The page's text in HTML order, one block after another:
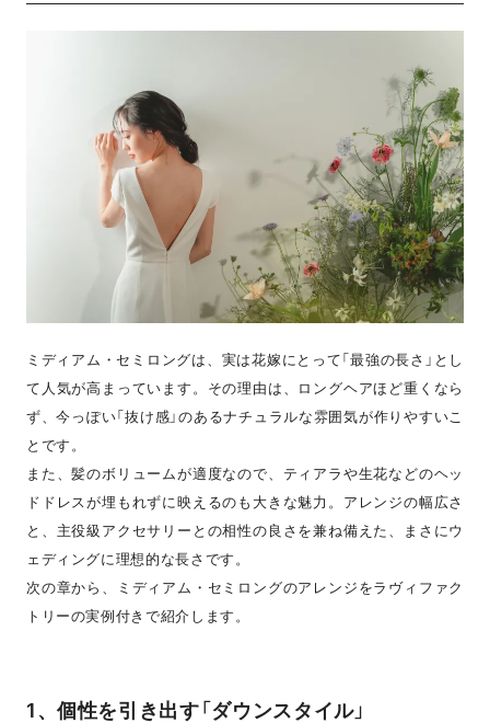
ミディアム・セミロングは、実は花嫁にとって「最強の長さ」とし
て人気が高まっています。その理由は、ロングヘアほど重くなら
ず、今っぽい「抜け感」のあるナチュラルな雰囲気が作りやすいこ
とです。
また、髪のボリュームが適度なので、ティアラや生花などのヘッ
ドドレスが埋もれずに映えるのも大きな魅力。アレンジの幅広さ
と、主役級アクセサリーとの相性の良さを兼ね備えた、まさにウ
ェディングに理想的な長さです。
次の章から、ミディアム・セミロングのアレンジをラヴィファク
トリーの実例付きで紹介します。
1、個性を引き出す「ダウンスタイル」